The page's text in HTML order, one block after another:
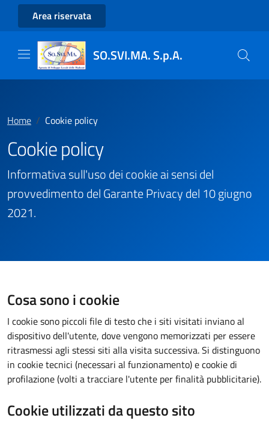
Area riservata
SO.SVI.MA. S.p.A.
Home Cookie policy
Cookie policy
Informativa sull'uso dei cookie ai sensi del
provvedimento del Garante Privacy del 10 giugno
2021.
Cosa sono i cookie
I cookie sono piccoli file di testo che i siti visitati inviano al
dispositivo dell'utente, dove vengono memorizzati per essere
ritrasmessi agli stessi siti alla visita successiva. Si distinguono
in cookie tecnici (necessari al funzionamento) e cookie di
profilazione (volti a tracciare l'utente per finalità pubblicitarie).
Cookie utilizzati da questo sito